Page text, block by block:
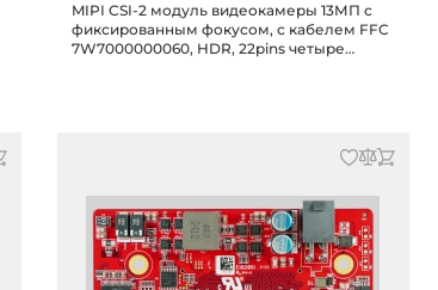
MIPI CSI-2 модуль видеокамеры 13МП с
фиксированным фокусом, с кабелем FFC
7W7000000060, HDR, 22pins четыре